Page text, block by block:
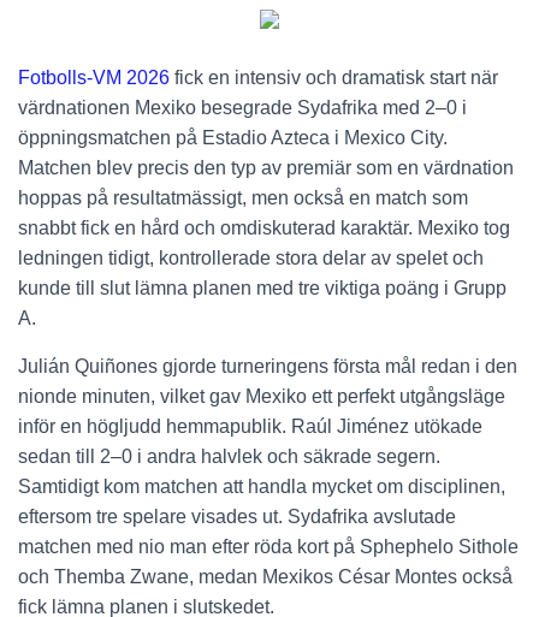
Fotbolls-VM 2026 fick en intensiv och dramatisk start när
värdnationen Mexiko besegrade Sydafrika med 2–0 i
öppningsmatchen på Estadio Azteca i Mexico City.
Matchen blev precis den typ av premiär som en värdnation
hoppas på resultatmässigt, men också en match som
snabbt fick en hård och omdiskuterad karaktär. Mexiko tog
ledningen tidigt, kontrollerade stora delar av spelet och
kunde till slut lämna planen med tre viktiga poäng i Grupp
A.
Julián Quiñones gjorde turneringens första mål redan i den
nionde minuten, vilket gav Mexiko ett perfekt utgångsläge
inför en högljudd hemmapublik. Raúl Jiménez utökade
sedan till 2–0 i andra halvlek och säkrade segern.
Samtidigt kom matchen att handla mycket om disciplinen,
eftersom tre spelare visades ut. Sydafrika avslutade
matchen med nio man efter röda kort på Sphephelo Sithole
och Themba Zwane, medan Mexikos César Montes också
fick lämna planen i slutskedet.